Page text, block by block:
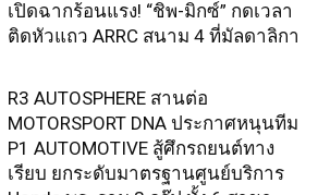
เปิดฉากร้อนแรง! “ชิพ-มิกซ์” กดเวลา
ติดหัวแถว ARRC สนาม 4 ที่มัลดาลิกา
R3 AUTOSPHERE สานต่อ
MOTORSPORT DNA ประกาศหนุนทีม
P1 AUTOMOTIVE สู้ศึกรถยนต์ทาง
เรียบ ยกระดับมาตรฐานศูนย์บริการ